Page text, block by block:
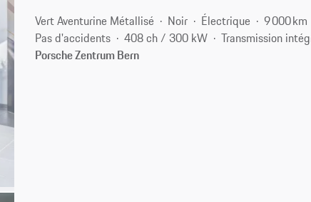
Vert Aventurine Métallisé Noir Électrique 9 000 km
Pas d'accidents
408 ch / 300 kW Transmission
Porsche Zentrum Bern